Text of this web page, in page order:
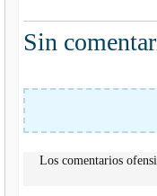
Sin
Los comentarios